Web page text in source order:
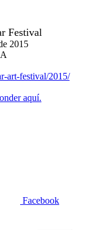
Festival
2015
art-festival/2015/
aquí.
Facebook